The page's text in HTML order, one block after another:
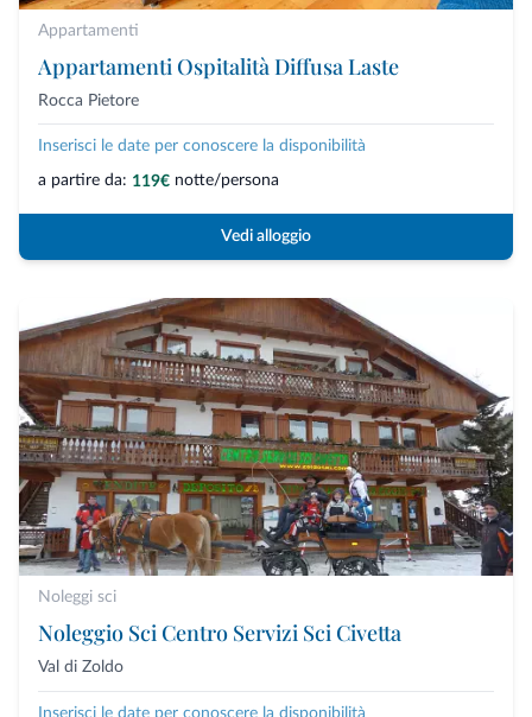
Appartamenti
Appartamenti Ospitalità Diffusa Laste
Rocca Pietore
Inserisci le date per conoscere la disponibilità
a partire da: 119€ notte/persona
Vedi alloggio
Noleggi sci
Noleggio Sci Centro Servizi Sci Civetta
Val di Zoldo
Inserisci le date per conoscere la disponibilità